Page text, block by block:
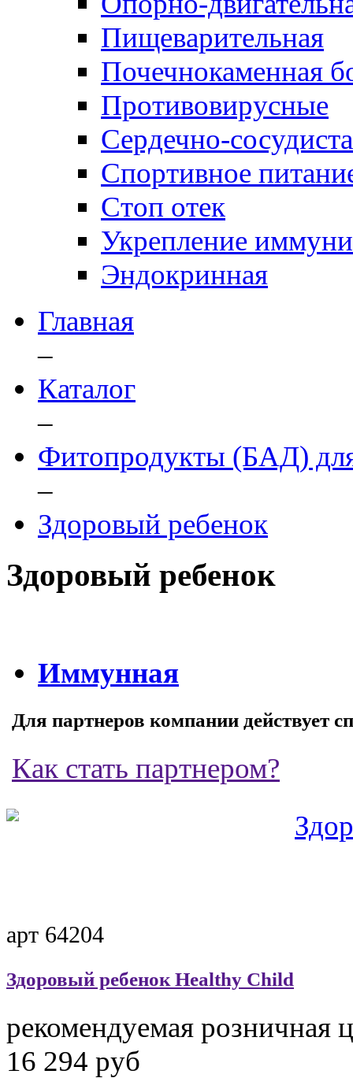
Пищеварительная
Почечнокаменная
Противовирусные
Сердечно-
Спортивное
Стоп отек
Укрепление
Эндокринная
Главная
–
Каталог
–
Фитопродукты (БАД)
–
Здоровый ребенок
Здоровый ребенок
Иммунная
Для партнеров компании действует
Как стать партнером?
арт 64204
Здоровый ребенок Healthy Child
рекомендуемая розничная
16 294 руб